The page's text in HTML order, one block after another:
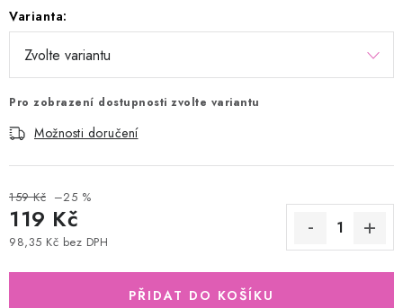
Varianta:
Pro zobrazení dostupnosti zvolte variantu
Možnosti doručení
159 Kč –25 %
119 Kč
98,35 Kč bez DPH
PŘIDAT DO KOŠÍKU